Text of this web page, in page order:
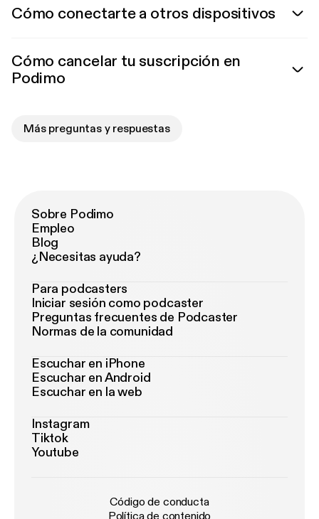
Cómo conectarte a otros dispositivos
Cómo cancelar tu suscripción en
Podimo
Más preguntas y respuestas
Sobre Podimo
Empleo
Blog
¿Necesitas ayuda?
Para podcasters
Iniciar sesión como podcaster
Preguntas frecuentes de Podcaster
Normas de la comunidad
Escuchar en iPhone
Escuchar en Android
Escuchar en la web
Instagram
Tiktok
Youtube
Código de conducta
Política de contenido